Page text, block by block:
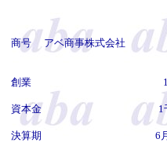
商号 アベ商事株
創業 1970
資本金 1千
決算期 6月31